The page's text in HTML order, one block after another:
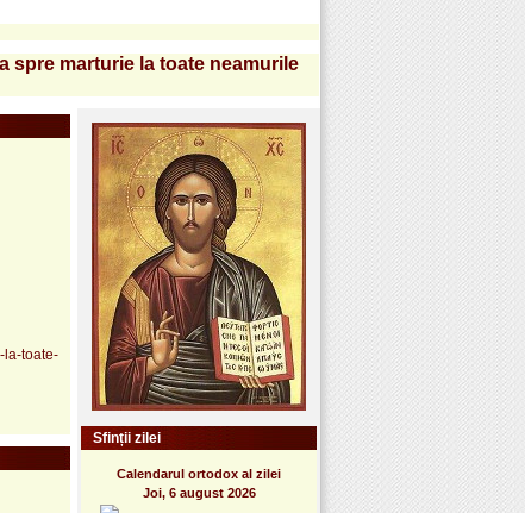
spre marturie la toate neamurile
la-toate-
Sfinții zilei
Calendarul ortodox al zilei
Joi, 6 august 2026